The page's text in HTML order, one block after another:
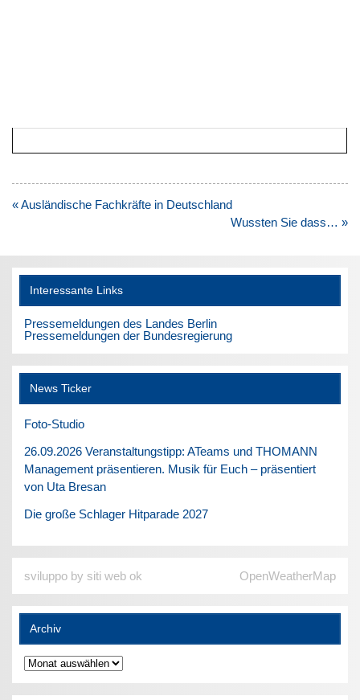
Beitragsnavigation
« Ausländische Fachkräfte in Deutschland
Wussten Sie dass… »
Interessante Links
Pressemeldungen des Landes Berlin
Pressemeldungen der Bundesregierung
News Ticker
Foto-Studio
26.09.2026 Veranstaltungstipp: ATeams und THOMANN
Management präsentieren. Musik für Euch – präsentiert
von Uta Bresan
Die große Schlager Hitparade 2027
sviluppo by siti web ok OpenWeatherMap
Archiv
Archiv